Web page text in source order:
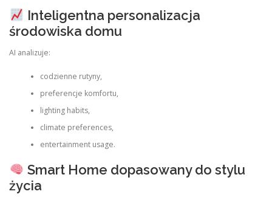
Inteligentna personalizacja
środowiska domu
AI analizuje:
codzienne rutyny,
preferencje komfortu,
lighting habits,
climate preferences,
entertainment usage.
Smart Home dopasowany do stylu
życia